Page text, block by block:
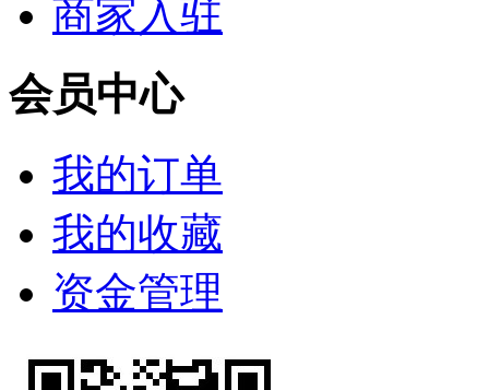
商家入驻
会员中心
我的订单
我的收藏
资金管理